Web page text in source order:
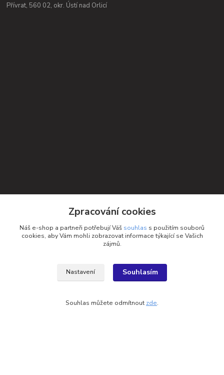
Přívrat, 560 02, okr. Ústí nad Orlicí
Zpracování cookies
Náš e-shop a partneři potřebují Váš souhlas s použitím souborů
cookies, aby Vám mohli zobrazovat informace týkající se Vašich
zájmů.
Nastavení Souhlasím
Souhlas můžete odmítnout zde.